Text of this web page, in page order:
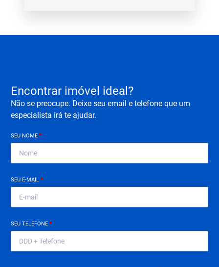
Encontrar imóvel ideal?
Não se preocupe. Deixe seu email e telefone que um
especialista irá te ajudar.
SEU NOME*
SEU E-MAIL*
SEU TELEFONE*